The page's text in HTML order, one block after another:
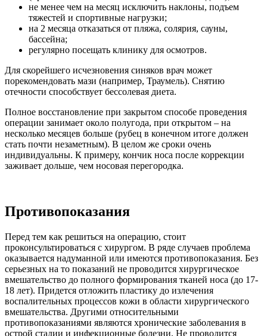
не менее чем на месяц исключить наклоны, подъем
тяжестей и спортивные нагрузки;
на 2 месяца отказаться от пляжа, солярия, сауны,
бассейна;
регулярно посещать клинику для осмотров.
Для скорейшего исчезновения синяков врач может
порекомендовать мази (например, Траумель). Снятию
отечности способствует бессолевая диета.
Полное восстановление при закрытом способе проведения
операции занимает около полугода, при открытом – на
несколько месяцев больше (рубец в конечном итоге должен
стать почти незаметным). В целом же сроки очень
индивидуальны. К примеру, кончик носа после коррекции
заживает дольше, чем носовая перегородка.
Противопоказания
Перед тем как решиться на операцию, стоит
проконсультироваться с хирургом. В ряде случаев проблема
оказывается надуманной или имеются противопоказания. Без
серьезных на то показаний не проводится хирургическое
вмешательство до полного формирования тканей носа (до 17-
18 лет). Придется отложить пластику до излечения
воспалительных процессов кожи в области хирургического
вмешательства. Другими относительными
противопоказаниями являются хронические заболевания в
острой стадии и инфекционные болезни. Не проводится